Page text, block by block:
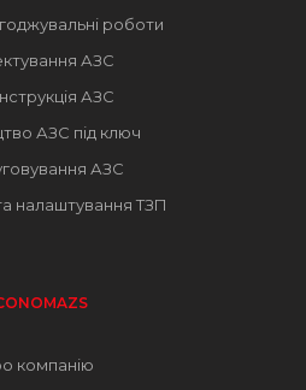
роботи
АЗС
АЗС
АЗС під ключ
АЗС
налаштування ТЗП
компанію